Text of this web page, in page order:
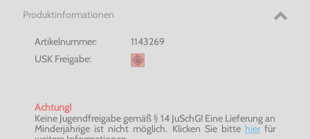
Produktinformationen
Artikelnummer:
1143269
USK Freigabe:
Achtung!
Keine Jugendfreigabe gemäß § 14 JuSchG! Eine Lieferung an
Minderjährige ist nicht möglich. Klicken Sie bitte hierfür